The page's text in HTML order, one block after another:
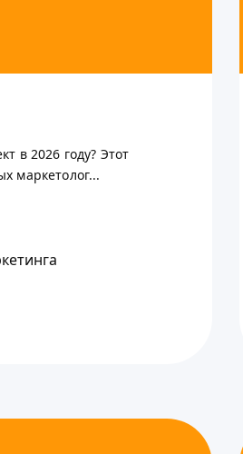
в 2026 году? Этот
маркетолог...